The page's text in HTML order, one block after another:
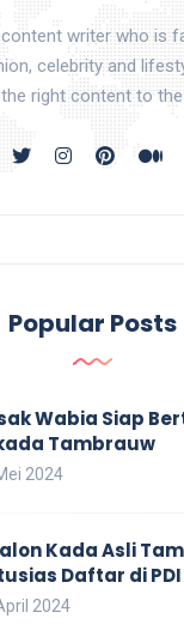
content writer who is
celebrity and
right content to
Popular Posts
Wabia Siap
Tambrauw
2024
Kada Asli
Daftar di
2024